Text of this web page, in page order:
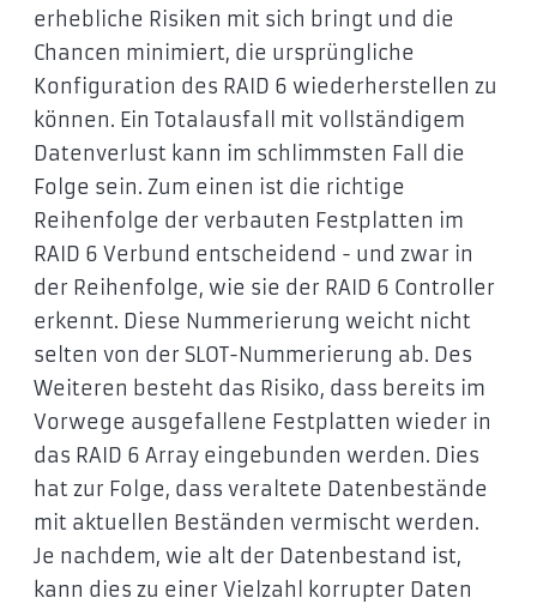
erhebliche Risiken mit sich bringt und die
Chancen minimiert, die ursprüngliche
Konfiguration des RAID 6 wiederherstellen zu
können. Ein Totalausfall mit vollständigem
Datenverlust kann im schlimmsten Fall die
Folge sein. Zum einen ist die richtige
Reihenfolge der verbauten Festplatten im
RAID 6 Verbund entscheidend - und zwar in
der Reihenfolge, wie sie der RAID 6 Controller
erkennt. Diese Nummerierung weicht nicht
selten von der SLOT-Nummerierung ab. Des
Weiteren besteht das Risiko, dass bereits im
Vorwege ausgefallene Festplatten wieder in
das RAID 6 Array eingebunden werden. Dies
hat zur Folge, dass veraltete Datenbestände
mit aktuellen Beständen vermischt werden.
Je nachdem, wie alt der Datenbestand ist,
kann dies zu einer Vielzahl korrupter Daten